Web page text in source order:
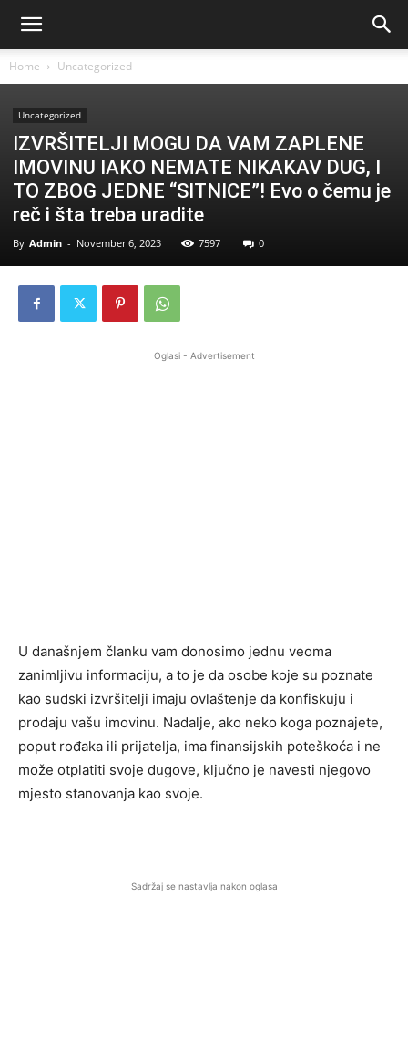
Home Uncategorized
Uncategorized
IZVRŠITELJI MOGU DA VAM ZAPLENE
IMOVINU IAKO NEMATE NIKAKAV DUG, I
TO ZBOG JEDNE “SITNICE”! Evo o čemu je
reč i šta treba uradite
By Admin - November 6, 2023 7597 0
Oglasi - Advertisement
U današnjem članku vam donosimo jednu veoma
zanimljivu informaciju, a to je da osobe koje su poznate
kao sudski izvršitelji imaju ovlaštenje da konfiskuju i
prodaju vašu imovinu. Nadalje, ako neko koga poznajete,
poput rođaka ili prijatelja, ima finansijskih poteškoća i ne
može otplatiti svoje dugove, ključno je navesti njegovo
mjesto stanovanja kao svoje.
Sadržaj se nastavlja nakon oglasa